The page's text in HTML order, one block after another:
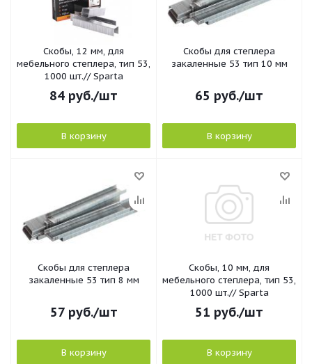
Скобы, 12 мм, для
мебельного степлера, тип 53,
1000 шт.// Sparta
84 руб./шт
В корзину
Скобы для степлера
закаленные 53 тип 10 мм
65 руб./шт
В корзину
Скобы для степлера
закаленные 53 тип 8 мм
57руб./шт
В корзину
Скобы, 10 мм, для
мебельного степлера, тип 53,
1000 шт.// Sparta
51 руб./шт
В корзину